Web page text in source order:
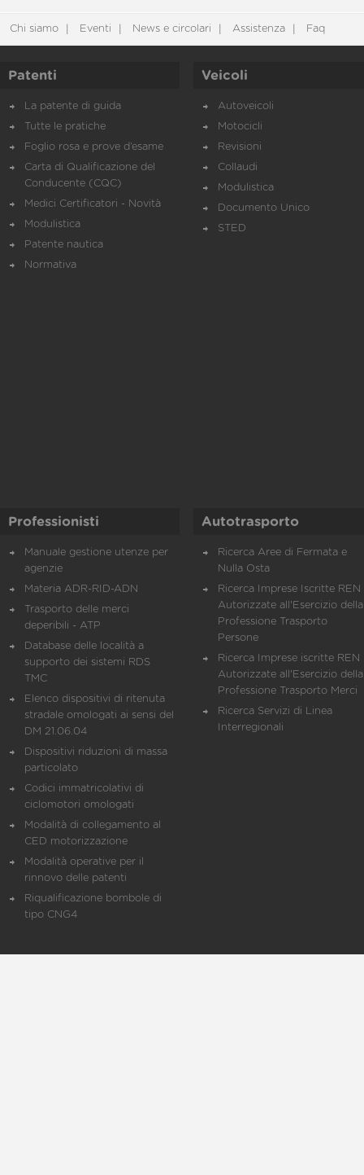
Chi siamo Eventi News e circolari Assistenza Faq
Patenti
La patente di guida
Tutte le pratiche
Foglio rosa e prove d’esame
Carta di Qualificazione del
Conducente (CQC)
Medici Certificatori - Novità
Modulistica
Patente nautica
Normativa
Veicoli
Autoveicoli
Motocicli
Revisioni
Collaudi
Modulistica
Documento Unico
STED
Professionisti
Manuale gestione utenze per
agenzie
Materia ADR-RID-ADN
Trasporto delle merci
deperibili - ATP
Database delle località a
supporto dei sistemi RDS
TMC
Elenco dispositivi di ritenuta
stradale omologati ai sensi del
DM 21.06.04
Dispositivi riduzioni di massa
particolato
Codici immatricolativi di
ciclomotori omologati
Modalità di collegamento al
CED motorizzazione
Modalità operative per il
rinnovo delle patenti
Riqualificazione bombole di
tipo CNG4
Autotrasporto
Ricerca Aree di Fermata e
Nulla Osta
Ricerca Imprese Iscritte REN
Autorizzate all'Esercizio della
Professione Trasporto
Persone
Ricerca Imprese iscritte REN
Autorizzate all'Esercizio della
Professione Trasporto Merci
Ricerca Servizi di Linea
Interregionali